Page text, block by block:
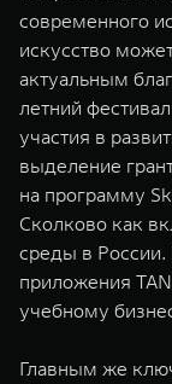
современного
искусство
актуальным
летний
участия в
выделение
на программу
Сколково как
среды в России.
приложения
учебному
Главным же